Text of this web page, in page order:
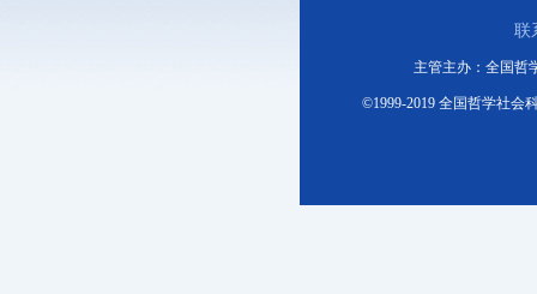
联
主管主办：全国哲
©1999-2019 全国哲学社会